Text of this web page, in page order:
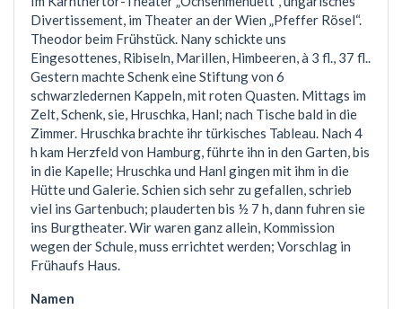
Divertissement, im Theater an der Wien „Pfeffer Rösel“.
Theodor beim Frühstück. Nany schickte uns
Eingesottenes, Ribiseln, Marillen, Himbeeren, à 3 fl., 37 fl..
Gestern machte Schenk eine Stiftung von 6
schwarzledernen Kappeln, mit roten Quasten. Mittags im
Zelt, Schenk, sie, Hruschka, Hanl; nach Tische bald in die
Zimmer. Hruschka brachte ihr türkisches Tableau. Nach 4
h kam Herzfeld von Hamburg, führte ihn in den Garten, bis
in die Kapelle; Hruschka und Hanl gingen mit ihm in die
Hütte und Galerie. Schien sich sehr zu gefallen, schrieb
viel ins Gartenbuch; plauderten bis ½ 7 h, dann fuhren sie
ins Burgtheater. Wir waren ganz allein, Kommission
wegen der Schule, muss errichtet werden; Vorschlag in
Frühaufs Haus.